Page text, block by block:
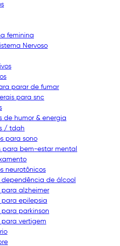
feminina
Nervoso
parar de fumar
para snc
de humor & energia
/ tdah
para sono
para bem-estar mental
neurotônicos
de álcool
alzheimer
epilepsia
parkinson
vertigem